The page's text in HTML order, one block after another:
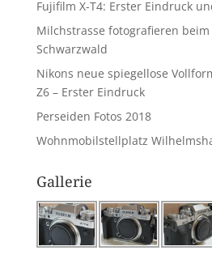
Fujifilm X-T4: Erster Eindruck
Milchstrasse fotografieren
Schwarzwald
Nikons neue spiegellose
Z6 – Erster Eindruck
Perseiden Fotos 2018
Wohnmobilstellplatz
Gallerie